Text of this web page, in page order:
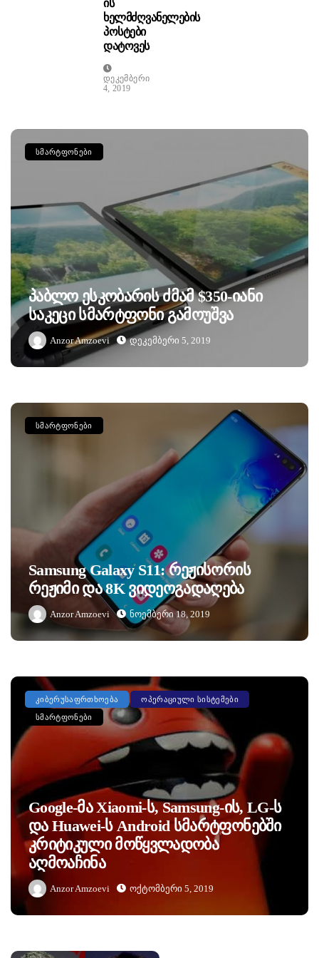
Ის
Ხელმძღვანელების
Პოსტები
Დატოვეს
Დეკემბერი
4, 2019
ᲡᲛᲐᲠᲢᲤᲝᲜᲔᲑᲘ
Პაბლო Ესკობარის Ძმამ $350-Იანი
Საკეცი Სმარტფონი Გამოუშვა
Anzor Amzoevi Დეკემბერი 5, 2019
ᲡᲛᲐᲠᲢᲤᲝᲜᲔᲑᲘ
Samsung Galaxy S11: Რეჟისორის
Რეჟიმი Და 8K Ვიდეოგადაღება
Anzor Amzoevi Ნოემბერი 18, 2019
ᲙᲘᲑᲔᲠᲣᲡᲐᲤᲠᲗᲮᲝᲔᲑᲐ ᲝᲞᲔᲠᲐᲪᲘᲣᲚᲘ ᲡᲘᲡᲢᲔᲛᲔᲑᲘ
ᲡᲛᲐᲠᲢᲤᲝᲜᲔᲑᲘ
Google-Მა Xiaomi-Ს, Samsung-Ის, LG-Ს
Და Huawei-Ს Android Სმარტფონებში
Კრიტიკული Მოწყვლადობა
Აღმოაჩინა
Anzor Amzoevi Ოქტომბერი 5, 2019